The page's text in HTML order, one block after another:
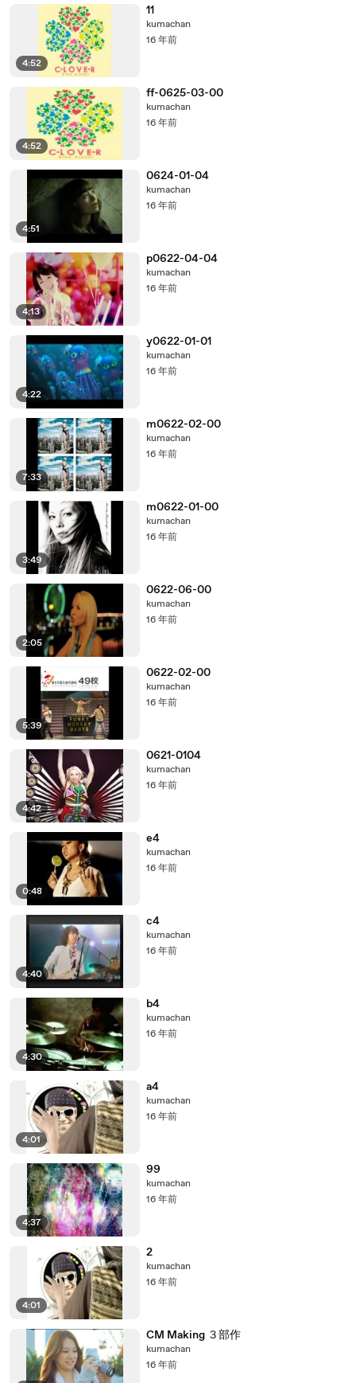
4:52
11
kumachan
16 年前
4:52
ff-0625-03-00
kumachan
16 年前
4:51
0624-01-04
kumachan
16 年前
4:13
p0622-04-04
kumachan
16 年前
4:22
y0622-01-01
kumachan
16 年前
7:33
m0622-02-00
kumachan
16 年前
3:49
m0622-01-00
kumachan
16 年前
2:05
0622-06-00
kumachan
16 年前
5:39
0622-02-00
kumachan
16 年前
4:42
0621-0104
kumachan
16 年前
0:48
e4
kumachan
16 年前
4:40
c4
kumachan
16 年前
4:30
b4
kumachan
16 年前
4:01
a4
kumachan
16 年前
4:37
99
kumachan
16 年前
4:01
2
kumachan
16 年前
CM Making ３部作
kumachan
16 年前